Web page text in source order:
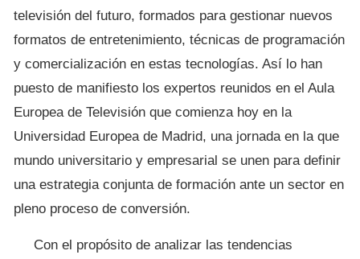
televisión del futuro, formados para gestionar nuevos
formatos de entretenimiento, técnicas de programación
y comercialización en estas tecnologías. Así lo han
puesto de manifiesto los expertos reunidos en el Aula
Europea de Televisión que comienza hoy en la
Universidad Europea de Madrid, una jornada en la que
mundo universitario y empresarial se unen para definir
una estrategia conjunta de formación ante un sector en
pleno proceso de conversión.
Con el propósito de analizar las tendencias